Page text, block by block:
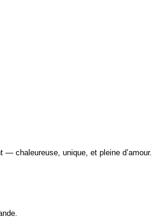
— chaleureuse, unique, et pleine d’amour.